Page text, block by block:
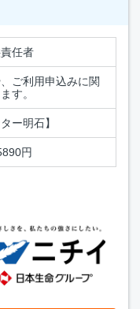
任者
ご利用申込みに関
す。
ー明石】
円